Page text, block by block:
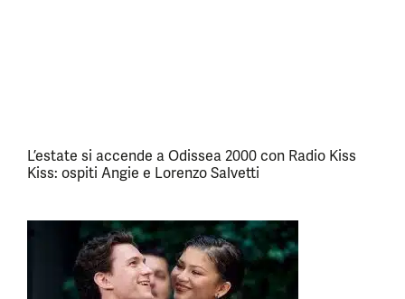
L’estate si accende a Odissea 2000 con Radio Kiss
Kiss: ospiti Angie e Lorenzo Salvetti